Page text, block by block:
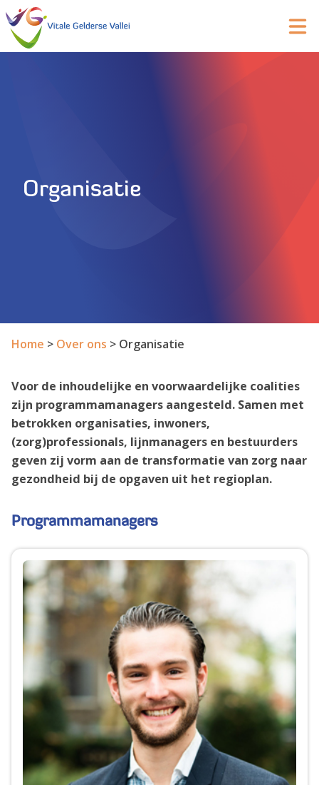
Organisatie
Home > Over ons > Organisatie
Voor de inhoudelijke en voorwaardelijke coalities
zijn programmamanagers aangesteld. Samen met
betrokken organisaties, inwoners,
(zorg)professionals, lijnmanagers en bestuurders
geven zij vorm aan de transformatie van zorg naar
gezondheid bij de opgaven uit het regioplan.
Programmamanagers